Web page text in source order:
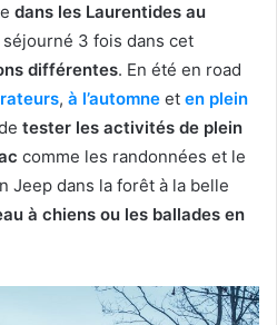
dans les Laurentides au
séjourné 3 fois dans cet
différentes. En été en road
, à l’automne et en plein
tester les activités de plein
comme les randonnées et le
Jeep dans la forêt à la belle
à chiens ou les ballades en